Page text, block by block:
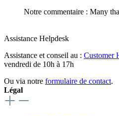
Notre commentaire : Many
Assistance Helpdesk
Assistance et conseil au : Customer
vendredi de 10h à 17h
Ou via notre formulaire de contact.
Légal